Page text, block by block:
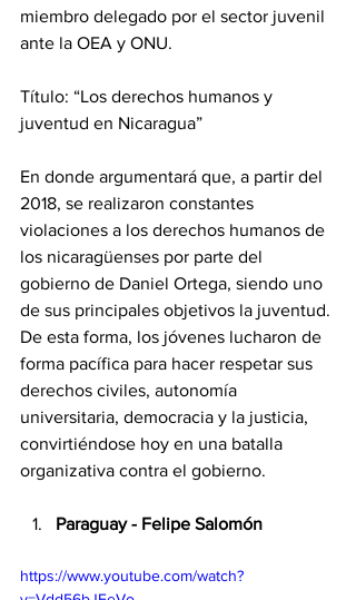
miembro delegado por el sector juvenil
ante la OEA y ONU.
Título: “Los derechos humanos y
juventud en Nicaragua”
En donde argumentará que, a partir del
2018, se realizaron constantes
violaciones a los derechos humanos de
los nicaragüenses por parte del
gobierno de Daniel Ortega, siendo uno
de sus principales objetivos la juventud.
De esta forma, los jóvenes lucharon de
forma pacífica para hacer respetar sus
derechos civiles, autonomía
universitaria, democracia y la justicia,
convirtiéndose hoy en una batalla
organizativa contra el gobierno.
Paraguay - Felipe Salomón
https://www.youtube.com/watch?